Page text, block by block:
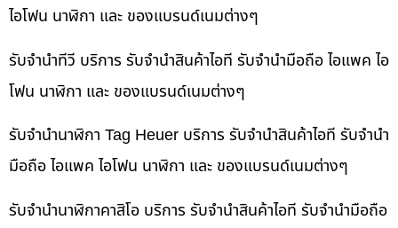
ไอโฟน นาฬิกา และ ของแบรนด์เนมต่างๆ
รับจำนำทีวี บริการ รับจำนำสินค้าไอที รับจำนำมือถือ ไอแพค ไอ
โฟน นาฬิกา และ ของแบรนด์เนมต่างๆ
รับจำนำนาฬิกา Tag Heuer บริการ รับจำนำสินค้าไอที รับจำนำ
มือถือ ไอแพค ไอโฟน นาฬิกา และ ของแบรนด์เนมต่างๆ
รับจำนำนาฬิกาคาสิโอ บริการ รับจำนำสินค้าไอที รับจำนำมือถือ